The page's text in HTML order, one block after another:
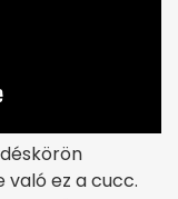
való ez a cucc.